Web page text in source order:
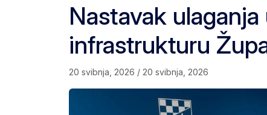
Nastavak
infrastrukturu
20 svibnja, 2026 / 20 svibnja, 2026